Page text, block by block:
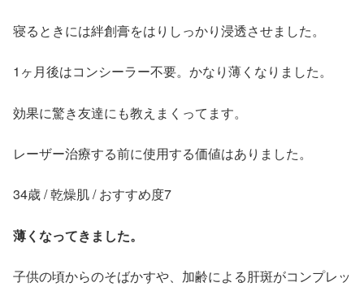
寝るときには絆創膏をはりしっかり浸透させました。
1ヶ月後はコンシーラー不要。かなり薄くなりました。
効果に驚き友達にも教えまくってます。
レーザー治療する前に使用する価値はありました。
34歳 / 乾燥肌 / おすすめ度7
薄くなってきました。
子供の頃からのそばかすや、加齢による肝斑がコンプレッ